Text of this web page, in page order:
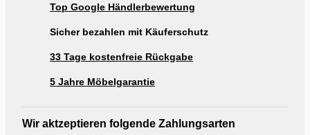
Ausstellung Möbel Rogg Reutlingen
Top Google Händlerbewertung
Sicher bezahlen mit Käuferschutz
33 Tage kostenfreie Rückgabe
5 Jahre Möbelgarantie
Wir aktzeptieren folgende Zahlungsarten